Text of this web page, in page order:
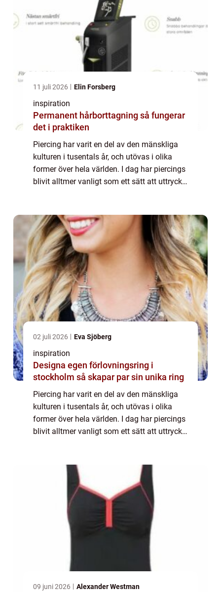
11 juli 2026 Elin Forsberg
inspiration
Permanent hårborttagning så fungerar
det i praktiken
Piercing har varit en del av den mänskliga
kulturen i tusentals år, och utövas i olika
former över hela världen. I dag har piercings
blivit alltmer vanligt som ett sätt att uttrycka
02 juli 2026 Eva Sjöberg
inspiration
Designa egen förlovningsring i
stockholm så skapar par sin unika ring
Piercing har varit en del av den mänskliga
kulturen i tusentals år, och utövas i olika
former över hela världen. I dag har piercings
blivit alltmer vanligt som ett sätt att uttrycka
09 juni 2026 Alexander Westman